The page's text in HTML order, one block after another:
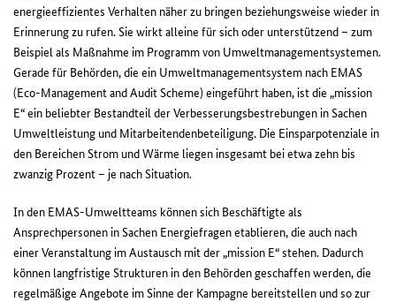
energieeffizientes Verhalten näher zu bringen beziehungsweise wieder in
Erinnerung zu rufen. Sie wirkt alleine für sich oder unterstützend – zum
Beispiel als Maßnahme im Programm von Umweltmanagementsystemen.
Gerade für Behörden, die ein Umweltmanagementsystem nach EMAS
(Eco-Management and Audit Scheme) eingeführt haben, ist die „mission
E“ ein beliebter Bestandteil der Verbesserungsbestrebungen in Sachen
Umweltleistung und Mitarbeitendenbeteiligung. Die Einsparpotenziale in
den Bereichen Strom und Wärme liegen insgesamt bei etwa zehn bis
zwanzig Prozent – je nach Situation.
In den EMAS-Umweltteams können sich Beschäftigte als
Ansprechpersonen in Sachen Energiefragen etablieren, die auch nach
einer Veranstaltung im Austausch mit der „mission E“ stehen. Dadurch
können langfristige Strukturen in den Behörden geschaffen werden, die
regelmäßige Angebote im Sinne der Kampagne bereitstellen und so zur